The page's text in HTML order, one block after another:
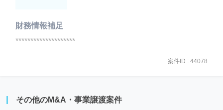
財務情報補足
********************
案件ID : 44078
その他のM&A・事業譲渡案件